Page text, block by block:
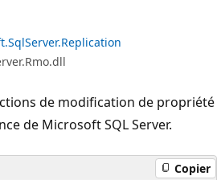
de modification de propriété
de Microsoft SQL Server.
Copier